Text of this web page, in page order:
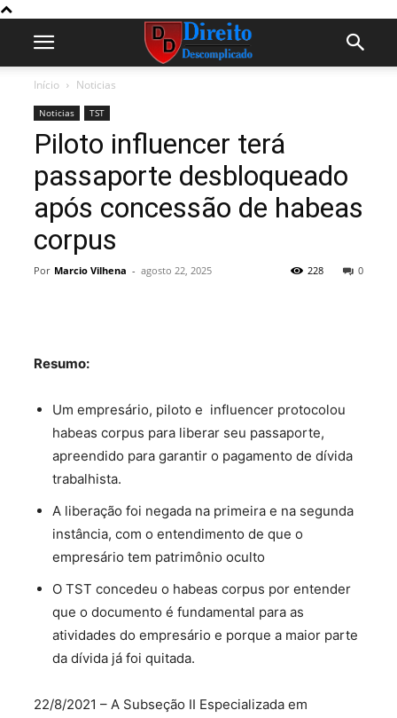
Início Noticias
Noticias TST
Piloto influencer terá
passaporte desbloqueado
após concessão de habeas
corpus
Por Marcio Vilhena - agosto 22, 2025 0
228
Resumo:
Um empresário, piloto e influencer protocolou
habeas corpus para liberar seu passaporte,
apreendido para garantir o pagamento de dívida
trabalhista.
A liberação foi negada na primeira e na segunda
instância, com o entendimento de que o
empresário tem patrimônio oculto
O TST concedeu o habeas corpus por entender
que o documento é fundamental para as
atividades do empresário e porque a maior parte
da dívida já foi quitada.
22/8/2021 – A Subseção II Especializada em